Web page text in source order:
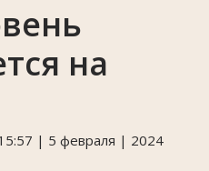
на
| 5 февраля | 2024